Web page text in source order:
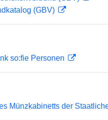
(GBV)
so:fie Personen
Münzkabinetts der